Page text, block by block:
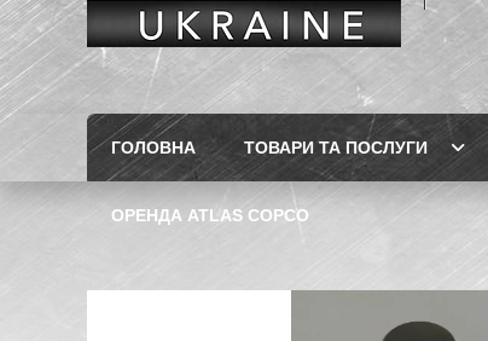
ГОЛОВНА ТОВАРИ ТА ПОСЛУГИ
ОРЕНДА ATLAS COPCO